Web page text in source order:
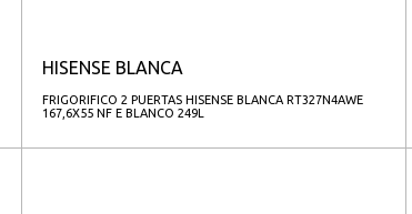
HISENSE BLANCA
FRIGORIFICO 2 PUERTAS HISENSE BLANCA RT327N4AWE
167,6X55 NF E BLANCO 249L